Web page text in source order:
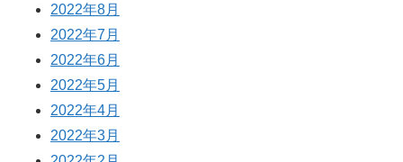
2022年8月
2022年7月
2022年6月
2022年5月
2022年4月
2022年3月